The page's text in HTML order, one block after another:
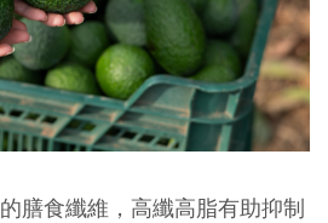
膳食纖維，高纖高脂有助抑制